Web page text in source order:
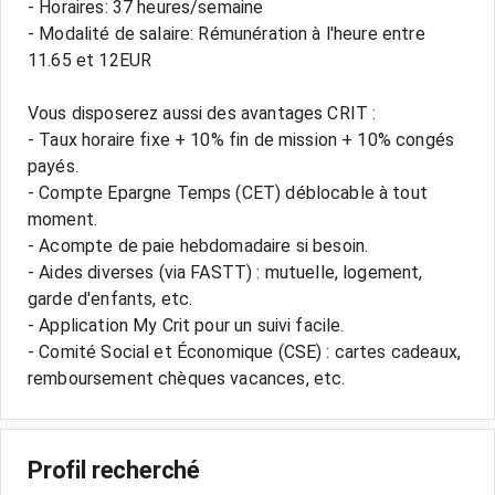
- Horaires: 37 heures/semaine
- Modalité de salaire: Rémunération à l'heure entre
11.65 et 12EUR
Vous disposerez aussi des avantages CRIT :
- Taux horaire fixe + 10% fin de mission + 10% congés
payés.
- Compte Epargne Temps (CET) déblocable à tout
moment.
- Acompte de paie hebdomadaire si besoin.
- Aides diverses (via FASTT) : mutuelle, logement,
garde d'enfants, etc.
- Application My Crit pour un suivi facile.
- Comité Social et Économique (CSE) : cartes cadeaux,
Profil recherché